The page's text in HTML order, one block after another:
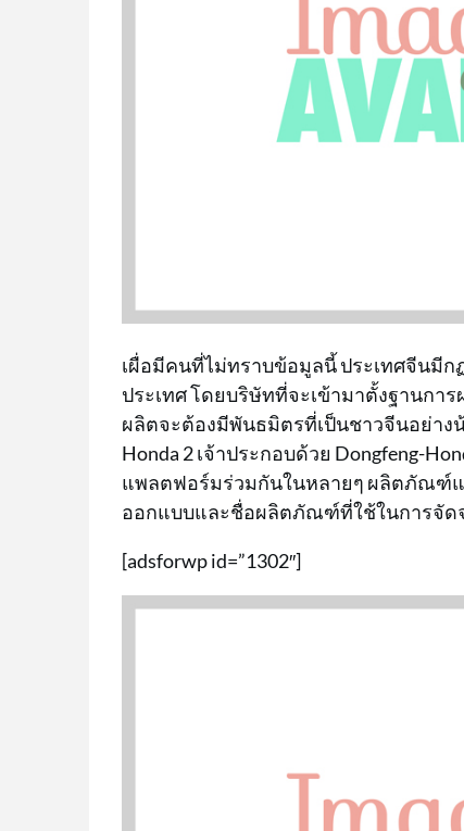
เผื่อมีคนที่ไม่ทราบข้อมูลนี้ ประเทศจีนมี
ประเทศ โดยบริษัทที่จะเข้ามาตั้งฐานกา
ผลิตจะต้องมีพันธมิตรที่เป็นชาวจีนอย่าง
Honda 2 เจ้าประกอบด้วย Dongfeng-
แพลตฟอร์มร่วมกันในหลายๆ ผลิตภัณฑ์แ
ออกแบบและชื่อผลิตภัณฑ์ที่ใช้ในการจัด
[adsforwp id=”1302″]